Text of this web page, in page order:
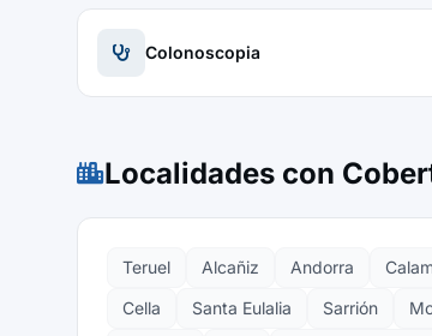
Colonoscopia
Localidades con
Teruel Alcañiz Andorra
Cella
Santa Eulalia Sarrión